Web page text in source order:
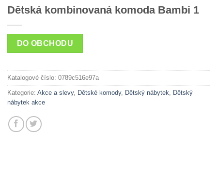
Dětská kombinovaná komoda Bambi 1
DO OBCHODU
Katalogové číslo: 0789c516e97a
Kategorie: Akce a slevy, Dětské komody, Dětský nábytek, Dětský
nábytek akce